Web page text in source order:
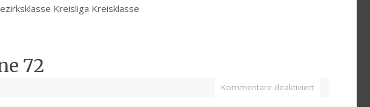
Kreisliga Kreisklasse
72
Kommentare deaktiviert